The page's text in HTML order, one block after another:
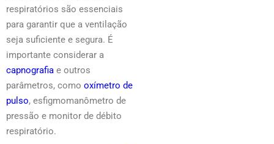
respiratórios são essenciais
para garantir que a ventilação
seja suficiente e segura. É
importante considerar a
capnografia e outros
parâmetros, como oxímetro de
pulso, esfigmomanômetro de
pressão e monitor de débito
respiratório.